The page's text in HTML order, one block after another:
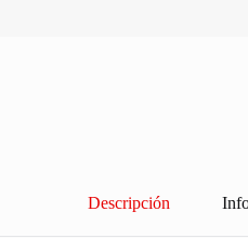
Descripción